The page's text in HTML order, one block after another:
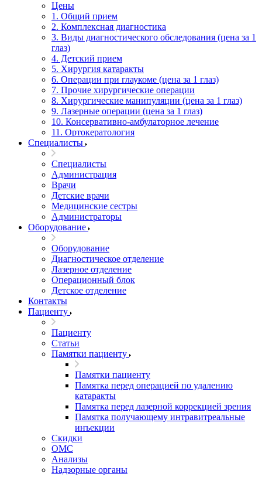
Цены
1. Общий прием
2. Комплексная диагностика
3. Виды диагностического обследования (цена за 1
глаз)
4. Детский прием
5. Хирургия катаракты
6. Операции при глаукоме (цена за 1 глаз)
7. Прочие хирургические операции
8. Хирургические манипуляции (цена за 1 глаз)
9. Лазерные операции (цена за 1 глаз)
10. Консервативно-амбулаторное лечение
11. Ортокератология
Специалисты
Специалисты
Администрация
Врачи
Детские врачи
Медицинские сестры
Администраторы
Оборудование
Оборудование
Диагностическое отделение
Лазерное отделение
Операционный блок
Детское отделение
Контакты
Пациенту
Пациенту
Статьи
Памятки пациенту
Памятки пациенту
Памятка перед операцией по удалению
катаракты
Памятка перед лазерной коррекцией зрения
Памятка получающему интравитреальные
инъекции
Скидки
ОМС
Анализы
Надзорные органы